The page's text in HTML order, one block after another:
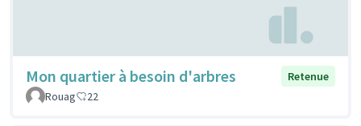
Mon quartier à besoin d'arbres
Retenue
Rouag
22